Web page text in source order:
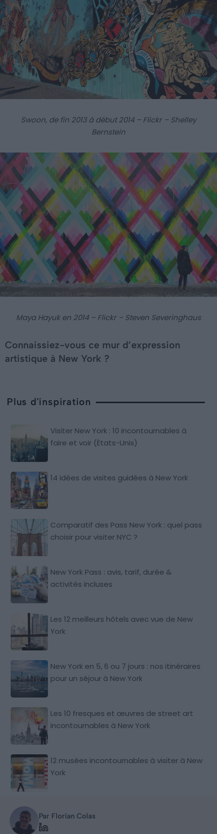
Swoon, de fin 2013 à début 2014 – Flickr – Shelley
Bernstein
Maya Hayuk en 2014 – Flickr – Steven Severinghaus
Connaissiez-vous ce mur d’expression
artistique à New York ?
Plus d'inspiration
Visiter New York : 10 incontournables à
faire et voir (États-Unis)
14 idées de visites guidées à New York
Comparatif des Pass New York : quel pass
choisir pour visiter NYC ?
New York Pass : avis, tarif, durée &
activités incluses
Les 12 meilleurs hôtels avec vue de New
York
New York en 5, 6 ou 7 jours : nos itinéraires
pour un séjour à New York
Les 10 fresques et œuvres de street art
incontournables à New York
12 musées incontournables à visiter à New
York
Par Florian Colas